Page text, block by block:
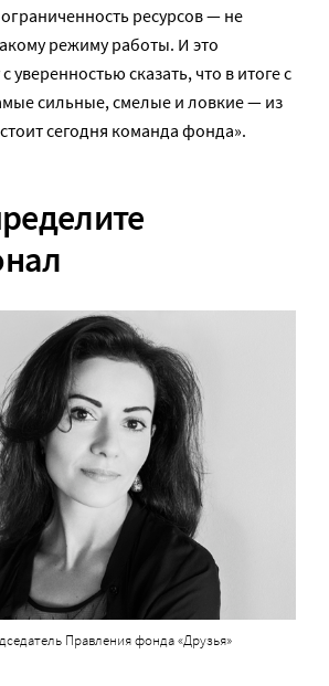
ресурсов — не
режиму работы. И это
уверенностью сказать, что в итоге с
сильные, смелые и ловкие — из
сегодня команда фонда».
Правления фонда «Друзья»